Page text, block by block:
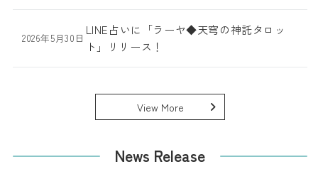
2026年5月30日
LINE占いに「ラーヤ◆天穹の神託タロッ
ト」リリース！
View More
News Release